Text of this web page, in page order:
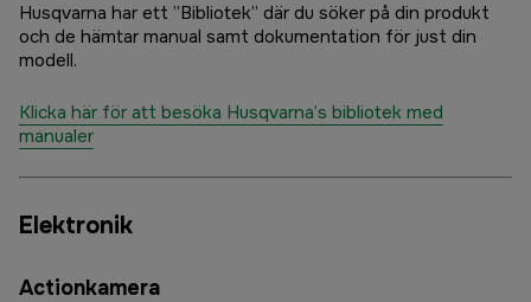
Husqvarna har ett ”Bibliotek” där du söker på din produkt
och de hämtar manual samt dokumentation för just din
modell.
Klicka här för att besöka Husqvarna’s bibliotek med
manualer
Elektronik
Actionkamera